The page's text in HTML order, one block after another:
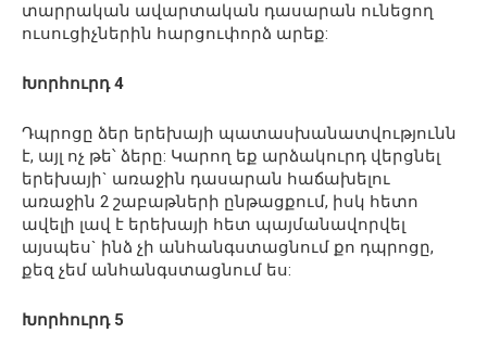
տարրական ավարտական դասարան ունեցող
ուսուցիչներին հարցուփորձ արեք:
Խորհուրդ 4
Դպրոցը ձեր երեխայի պատասխանատվությունն
է, այլ ոչ թե՝ ձերը: Կարող եք արձակուրդ վերցնել
երեխայի` առաջին դասարան հաճախելու
առաջին 2 շաբաթների ընթացքում, իսկ հետո
ավելի լավ է երեխայի հետ պայմանավորվել
այսպես` ինձ չի անհանգստացնում քո դպրոցը,
քեզ չեմ անհանգստացնում ես:
Խորհուրդ 5